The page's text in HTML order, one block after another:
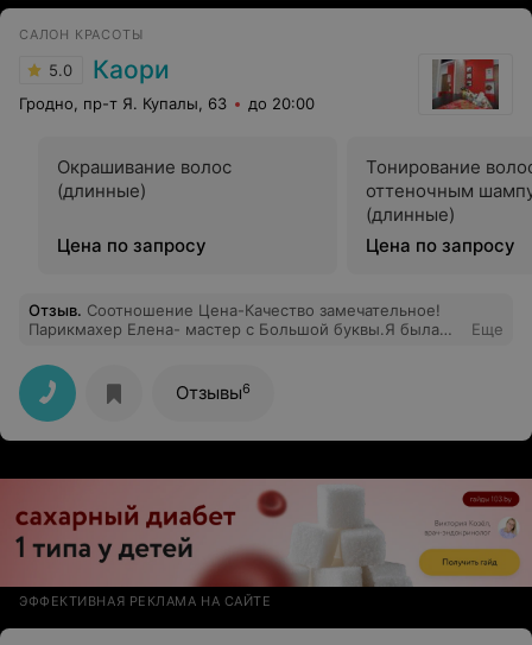
САЛОН КРАСОТЫ
5.0 Каори
Гродно, пр-т Я. Купалы, 63 до 20:00
Окрашивание волос
(длинные)
Цена по запросу
Тонирование
оттеночным
(длинные)
Цена по запросу
Отзыв. Соотношение Цена-Качество замечательное!
Парикмахер Елена- мастер с Большой буквы.Я была
блонда. Сказать, что я довольна - ничего не сказать!:) У
моих волос теперь вторая жизнь ! Спасибо ей и
остальной команде салона за тёплый приём и
дружественную атмосферу
Еще
Отзывы6
ЭФФЕКТИВНАЯ РЕКЛАМА НА САЙТЕ